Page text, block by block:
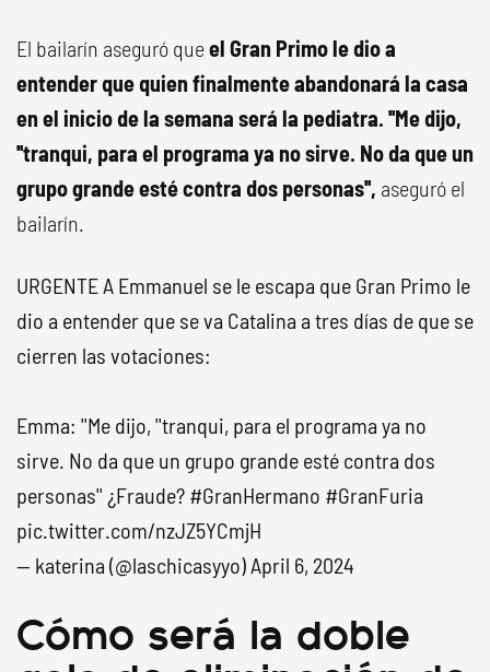
El bailarín aseguró queel Gran Primo le dio a
entender que quien finalmente abandonará la casa
en el inicio de la semana será la pediatra. ''Me dijo,
''tranqui, para el programa ya no sirve. No da que un
grupo grande esté contra dos personas'', aseguró el
bailarín.
URGENTE A Emmanuel se le escapa que Gran Primo le
dio a entender que se va Catalina a tres días de que se
cierren las votaciones:
Emma: ''Me dijo, ''tranqui, para el programa ya no
sirve. No da que un grupo grande esté contra dos
personas'' ¿Fraude? #GranHermano #GranFuria
pic.twitter.com/nzJZ5YCmjH
— katerina (@laschicasyyo)April 6, 2024
Cómo será la doble